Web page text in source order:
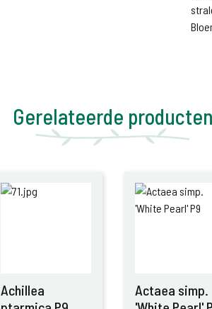
Gerelateerde producten
Achillea
Actaea simp.